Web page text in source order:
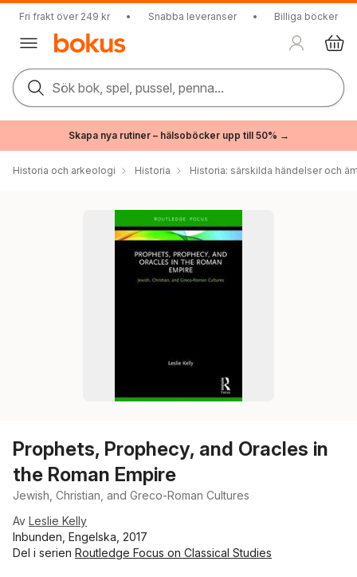
Fri frakt över 249 kr • Snabba leveranser • Billiga böcker
Sök bok, spel, pussel, penna...
Skapa nya rutiner – hälsoböcker upp till 50% →
Historia och arkeologi Historia Historia: särskilda händelser och
Prophets, Prophecy, and Oracles in
the Roman Empire
Jewish, Christian, and Greco-Roman Cultures
Av Leslie Kelly
Inbunden, Engelska, 2017
Del i serien Routledge Focus on Classical Studies